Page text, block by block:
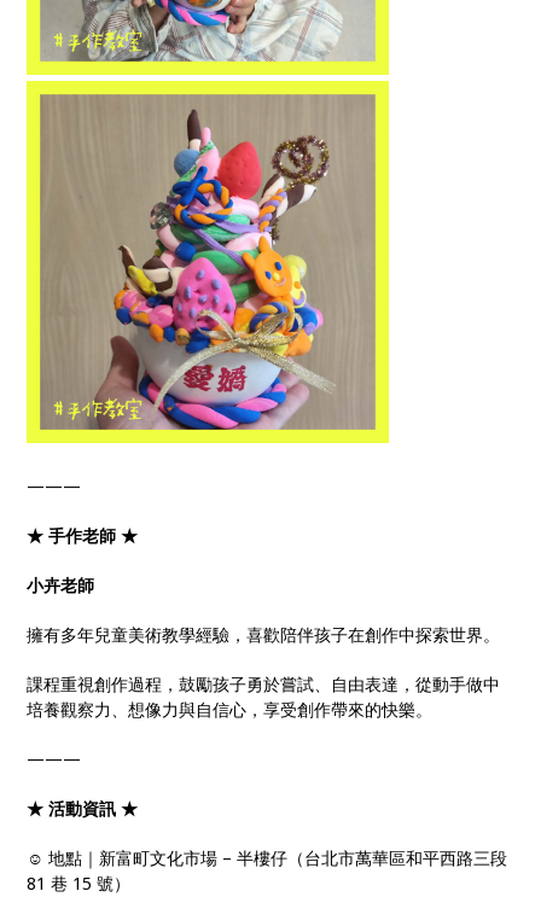
———
★ 手作老師 ★
小卉老師
擁有多年兒童美術教學經驗，喜歡陪伴孩子在創作中探索世界。
課程重視創作過程，鼓勵孩子勇於嘗試、自由表達，從動手做中
培養觀察力、想像力與自信心，享受創作帶來的快樂。
———
★ 活動資訊 ★
☺ 地點｜新富町文化市場 – 半樓仔（台北市萬華區和平西路三段
81 巷 15 號）